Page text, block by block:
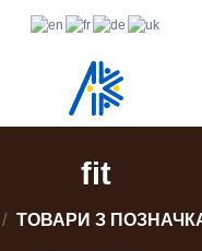
fit
/ ТОВАРИ З